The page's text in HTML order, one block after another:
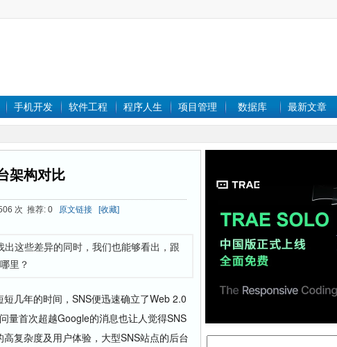
手机开发 软件工程 程序人生 项目管理 数据库 最新文章
架构对比
次 推荐: 0 原文链接 [收藏]
这些差异的同时，我们也能够看出，跟
里？
几年的时间，SNS便迅速确立了Web 2.0
量首次超越Google的消息也让人觉得SNS
复杂度及用户体验，大型SNS站点的后台